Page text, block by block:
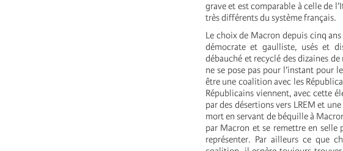
grave et est comparable à celle de
très différents du système français.
Le choix de Macron depuis cinq
démocrate et gaulliste, usés et
débauché et recyclé des dizaines
ne se pose pas pour l’instant pour
être une coalition avec les
Républicains viennent, avec cette
par des désertions vers LREM et
mort en servant de béquille à
par Macron et se remettre en
représenter. Par ailleurs ce que